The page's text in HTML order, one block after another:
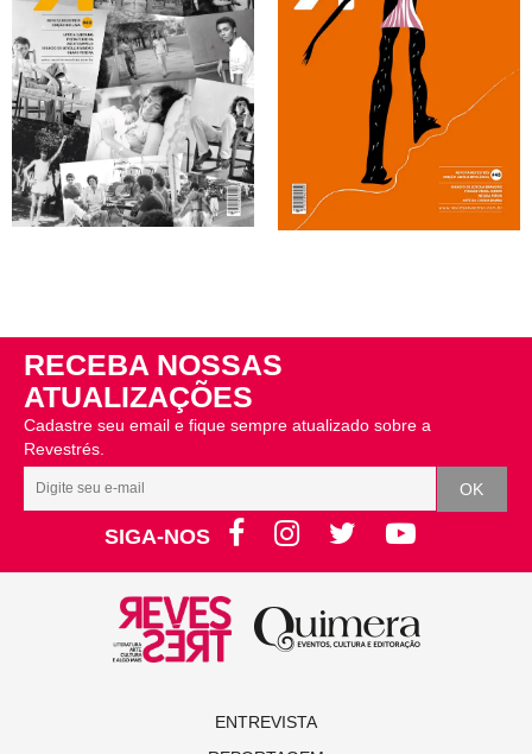
RECEBA NOSSAS
ATUALIZAÇÕES
Cadastre seu email e fique sempre atualizado sobre a
Revestrés.
SIGA-NOS
ENTREVISTA